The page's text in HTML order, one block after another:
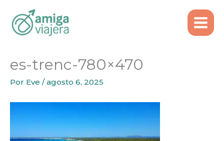
contenido
es-trenc-780×470
Por Eve /agosto 6, 2025